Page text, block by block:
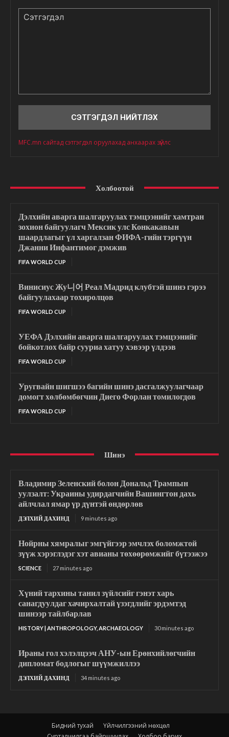
MFC.mn сайтад сэтгэгдэл оруулахад анхаарах зүйлс
Холбоотой
Дэлхийн аварга шалгаруулах тэмцээнийг хамтран
зохион байгуулагч Мексик улс Конкакавын
шаардлагыг үл харгалзан ФИФА-гийн тэргүүн
Джанни Инфантимог дэмжив
FIFA WORLD CUP
Винисиус Жу니어 Реал Мадрид клубтэй шинэ гэрээ
байгуулахаар тохиролцов
FIFA WORLD CUP
УЕФА Дэлхийн аварга шалгаруулах тэмцээнийг
бойкотлох байр сууриа хатуу хэвээр үлдээв
FIFA WORLD CUP
Уругвайн шигшээ багийн шинэ дасгалжуулагчаар
домогт хөлбөмбөгчин Диего Форлан томилогдов
FIFA WORLD CUP
Шинэ
Владимир Зеленский болон Дональд Трампын
уулзалт: Украины удирдагчийн Вашингтон дахь
айлчлал ямар үр дүнтэй өндөрлөв
ДЭЛХИЙ ДАХИНД 9 minutes ago
Нойрны хямралыг эмгүйгээр эмчлэх боломжтой
зүүж хэрэглэдэг хэт авианы төхөөрөмжийг бүтээжээ
SCIENCE 27 minutes ago
Хүний тархины танил зүйлсийг гэнэт харь
санагдуулдаг хачирхалтай үзэгдлийг эрдэмтэд
шинээр тайлбарлав
HISTORY | ANTHROPOLOGY, ARCHAEOLOGY 30 minutes ago
Ираны гол хэлэлцээч АНУ-ын Ерөнхийлөгчийн
дипломат бодлогыг шүүмжиллээ
ДЭЛХИЙ ДАХИНД 34 minutes ago
Бидний тухай
Үйлчилгээний нөхцөл